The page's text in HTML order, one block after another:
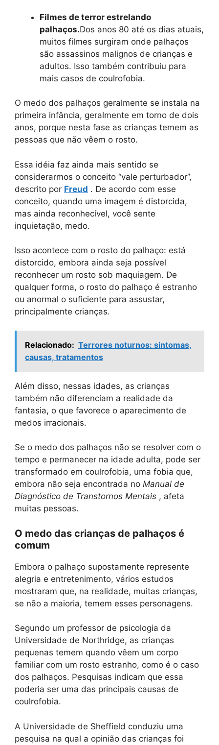
Filmes de terror estrelando
palhaços.Dos anos 80 até os dias atuais,
muitos filmes surgiram onde palhaços
são assassinos malignos de crianças e
adultos. Isso também contribuiu para
mais casos de coulrofobia.
O medo dos palhaços geralmente se instala na
primeira infância, geralmente em torno de dois
anos, porque nesta fase as crianças temem as
pessoas que não vêem o rosto.
Essa idéia faz ainda mais sentido se
considerarmos o conceito “vale perturbador”,
descrito por Freud . De acordo com esse
conceito, quando uma imagem é distorcida,
mas ainda reconhecível, você sente
inquietação, medo.
Isso acontece com o rosto do palhaço: está
distorcido, embora ainda seja possível
reconhecer um rosto sob maquiagem. De
qualquer forma, o rosto do palhaço é estranho
ou anormal o suficiente para assustar,
principalmente crianças.
Relacionado: Terrores noturnos: sintomas,
causas, tratamentos
Além disso, nessas idades, as crianças
também não diferenciam a realidade da
fantasia, o que favorece o aparecimento de
medos irracionais.
Se o medo dos palhaços não se resolver com o
tempo e permanecer na idade adulta, pode ser
transformado em coulrofobia, uma fobia que,
embora não seja encontrada no Manual de
Diagnóstico de Transtornos Mentais , afeta
muitas pessoas.
O medo das crianças de palhaços é
comum
Embora o palhaço supostamente represente
alegria e entretenimento, vários estudos
mostraram que, na realidade, muitas crianças,
se não a maioria, temem esses personagens.
Segundo um professor de psicologia da
Universidade de Northridge, as crianças
pequenas temem quando vêem um corpo
familiar com um rosto estranho, como é o caso
dos palhaços. Pesquisas indicam que essa
poderia ser uma das principais causas de
coulrofobia.
A Universidade de Sheffield conduziu uma
pesquisa na qual a opinião das crianças foi